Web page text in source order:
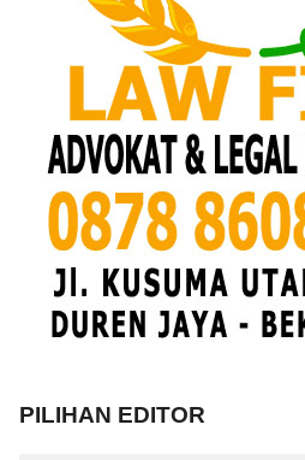
PILIHAN EDITOR